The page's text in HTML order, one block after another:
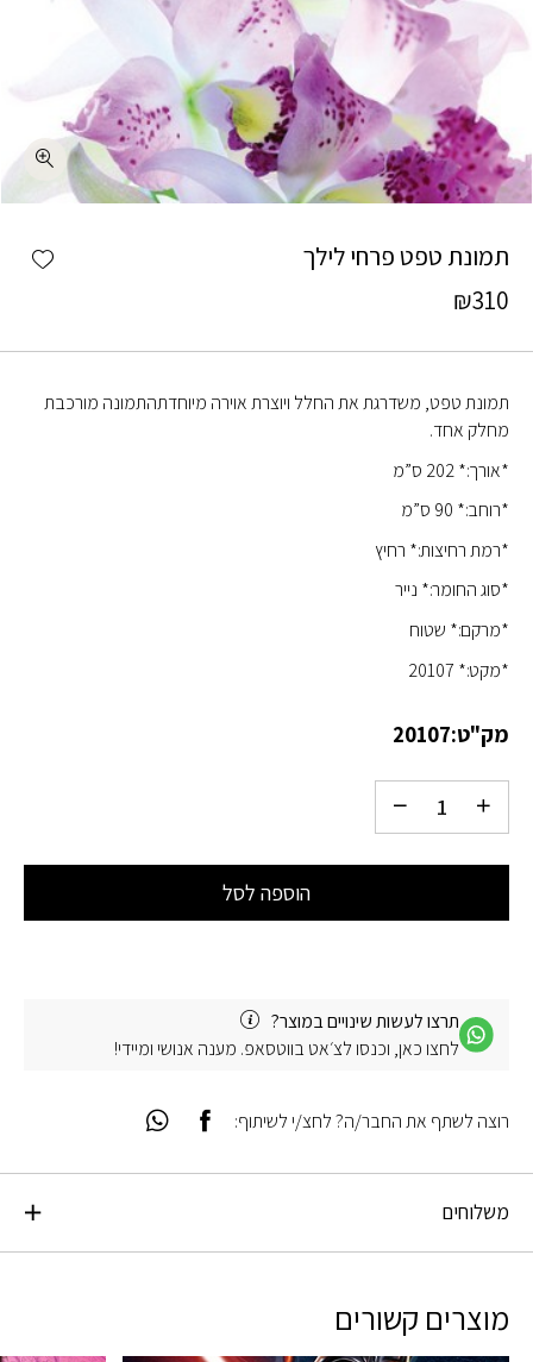
תמונת טפט פרחי לילך
₪310
תמונת טפט, משדרגת את החלל ויוצרת אוירה מיוחדתהתמונה מורכבת
מחלק אחד.
*אורך:* 202 ס”מ
*רוחב:* 90 ס”מ
*רמת רחיצות:* רחיץ
*סוג החומר:* נייר
*מרקם:* שטוח
*מקט:* 20107
מק"ט:20107
הוספה לסל
תרצו לעשות שינויים במוצר?
לחצו כאן, וכנסו לצ׳אט בווטסאפ. מענה אנושי ומיידי!
משלוחים
רוצה לשתף את החבר/ה? לחצ/י לשיתוף:
מוצרים קשורים